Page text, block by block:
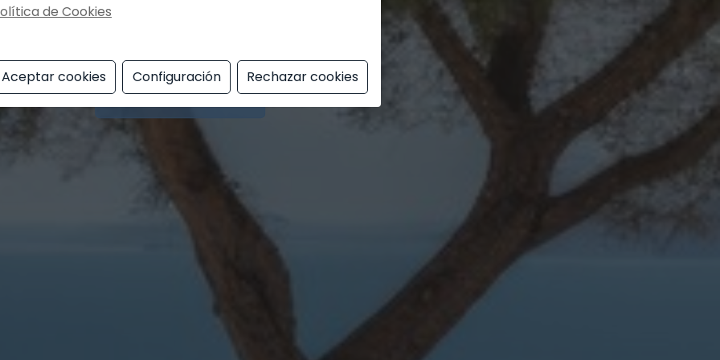
Ecomar Inmobiliaria
Todas Nuestras Casas
de Cookies
Aceptar cookies Configuración Rechazar cookies